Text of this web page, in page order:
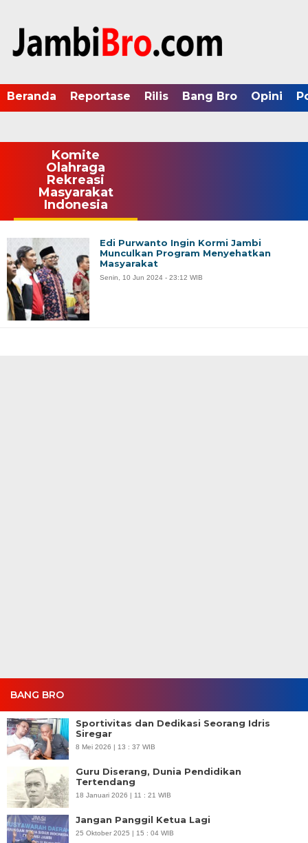
Beranda Reportase Rilis Bang Bro Opini
BANG BRO
Sportivitas dan Dedikasi Seorang Idris
Siregar
8 Mei 2026 | 13 : 37 WIB
Guru Diserang, Dunia Pendidikan
Tertendang
18 Januari 2026 | 11 : 21 WIB
Jangan Panggil Ketua Lagi
25 Oktober 2025 | 15 : 04 WIB
Komite
Olahraga
Rekreasi
Masyarakat
Indonesia
Edi Purwanto Ingin Kormi Jambi
Munculkan Program Menyehatkan
Masyarakat
Senin, 10 Jun 2024 - 23:12 WIB